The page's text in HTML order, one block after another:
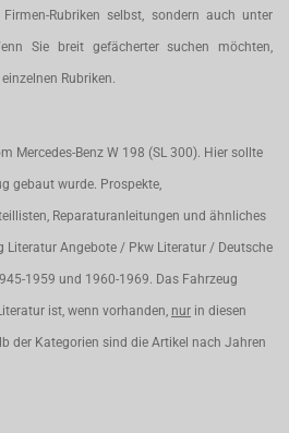
Rubriken selbst, sondern auch unter
Sie breit gefächerter suchen möchten,
Rubriken.
Mercedes-Benz W 198 (SL 300). Hier sollte
gebaut wurde. Prospekte,
Reparaturanleitungen und ähnliches
Literatur Angebote / Pkw Literatur / Deutsche
1959 und 1960-1969. Das Fahrzeug
ist, wenn vorhanden, nur in diesen
der Kategorien sind die Artikel nach Jahren